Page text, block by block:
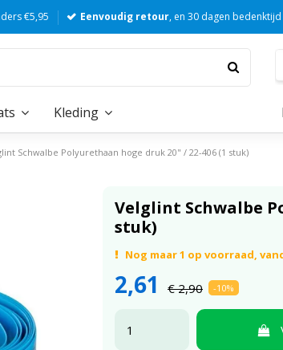
€5,95 Eenvoudig retour, en 30 dagen bedenktijd
Kleding
Schwalbe Polyurethaan hoge druk 20" / 22-406 (1 stuk)
Velglint Schwalbe
stuk)
Nog maar 1 op voorraad,
2,61 € 2,90 -10%